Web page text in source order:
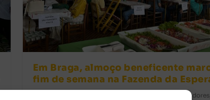
Em Braga, almoço beneficente
fim de semana na Fazenda da
Família dos Embaixadores